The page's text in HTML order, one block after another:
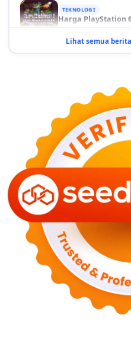
Harga PlayStation 6
29 Juni 2026
KESEHATAN
Bahaya Memakai
Diketahui
29 Juni 2026
NASIONAL
PLN Kalimantan
KEUANGAN & INVESTASI
Sama-sama
30 Juni 2026
GAYA HIDUP
Sinopsis Film
Bank dengan
30 Juni 2026
OLAH RAGA
Lihat semua